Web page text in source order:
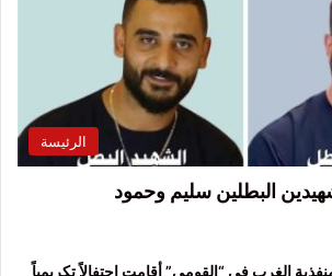
الرئيسة
البطلين سليم وحمود
الغرب في “القومي” أقامت احتفالاً تكريمياً